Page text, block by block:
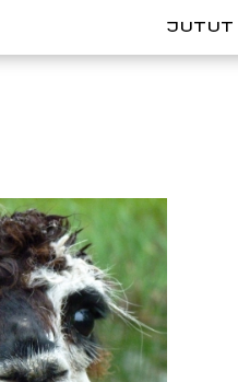
JUTUT